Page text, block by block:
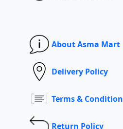
About Asma Mart
Delivery Policy
Terms & Condition
Return Policy